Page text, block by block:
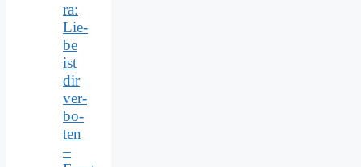
ra:
Lie­
be
ist
dir
ver­
bo­
ten
–